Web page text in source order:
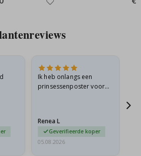
Ik heb onlangs een
prinsessenposter voor
licht…
Renea L
Geverifieerde koper
05.08.2026